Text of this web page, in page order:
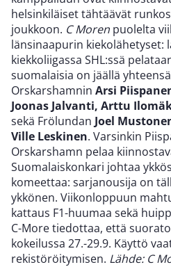
helsinkiläiset tähtäävät
joukkoon. C Moren puolelta
länsinaapurin kiekolähetyset:
kiekkoliigassa SHL:ssä
suomalaisia on jäällä
Orskarshamnin Arsi
Joonas Jalvanti, Arttu
sekä Frölundan Joel
Ville Leskinen. Varsinkin
Orskarshamn pelaa
Suomalaiskonkari johtaa
komeettaa: sarjanousija on
ykkönen. Viikonloppuun
kattaus F1-huumaa sekä
C-More tiedottaa, että
kokeilussa 27.-29.9. Käyttö
rekistöröitymisen. Lähde: C